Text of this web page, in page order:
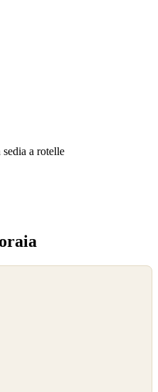
a rotelle